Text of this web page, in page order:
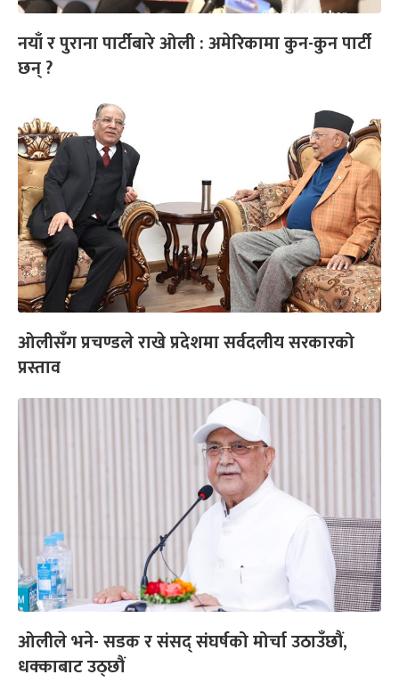
नयाँ र पुराना पार्टीबारे ओली : अमेरिकामा कुन-कुन पार्टी
छन् ?
ओलीसँग प्रचण्डले राखे प्रदेशमा सर्वदलीय सरकारको
प्रस्ताव
ओलीले भने- सडक र संसद् संघर्षको मोर्चा उठाउँछौं,
धक्काबाट उठ्छौं